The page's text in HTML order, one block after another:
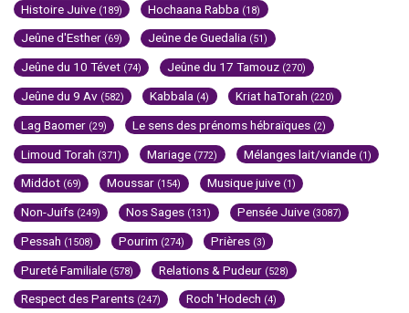
Histoire Juive (189) Hochaana Rabba (18)
Jeûne d'Esther (69) Jeûne de Guedalia (51)
Jeûne du 10 Tévet (74) Jeûne du 17 Tamouz (270)
Jeûne du 9 Av (582) Kabbala (4) Kriat haTorah (220)
Lag Baomer (29) Le sens des prénoms hébraïques (2)
Limoud Torah (371) Mariage (772) Mélanges lait/viande (1)
Middot (69) Moussar (154) Musique juive (1)
Non-Juifs (249) Nos Sages (131) Pensée Juive (3087)
Pessah (1508) Pourim (274) Prières (3)
Pureté Familiale (578) Relations & Pudeur (528)
Respect des Parents (247) Roch 'Hodech (4)